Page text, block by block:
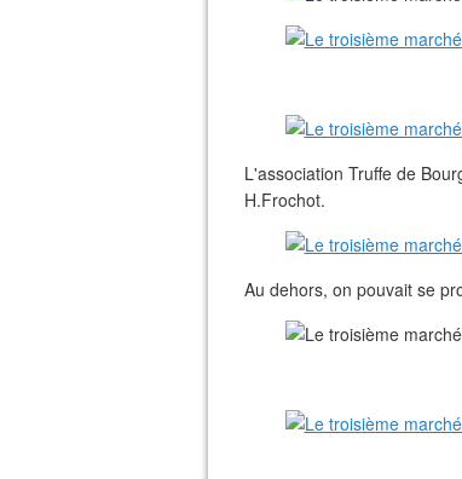
L'association Truffe de
H.Frochot.
Au dehors, on pouvait se